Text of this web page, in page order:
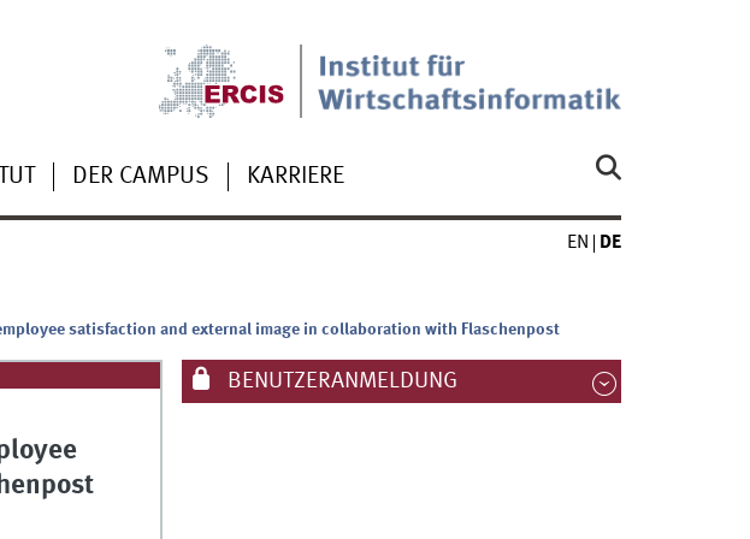
DER CAMPUS KARRIERE
EN DE
satisfaction and external image in collaboration with Flaschenpost
BENUTZERANMELDUNG